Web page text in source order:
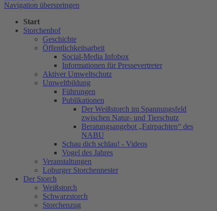
Navigation überspringen
Start
Storchenhof
Geschichte
Öffentlichkeitsarbeit
Social-Media Infobox
Informationen für Pressevertreter
Aktiver Umweltschutz
Umweltbildung
Führungen
Publikationen
Der Weißstorch im Spannungsfeld
zwischen Natur- und Tierschutz
Beratungsangebot „Fairpachten“ des
NABU
Schau dich schlau! - Videos
Vogel des Jahres
Veranstaltungen
Loburger Storchennester
Der Storch
Weißstorch
Schwarzstorch
Storchenzug